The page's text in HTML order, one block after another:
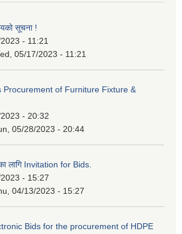
सूचना !
- 11:21
05/17/2023 - 11:21
Procurement of Furniture Fixture &
- 20:32
05/28/2023 - 20:44
लागि Invitation for Bids.
- 15:27
04/13/2023 - 15:27
Bids for the procurement of HDPE